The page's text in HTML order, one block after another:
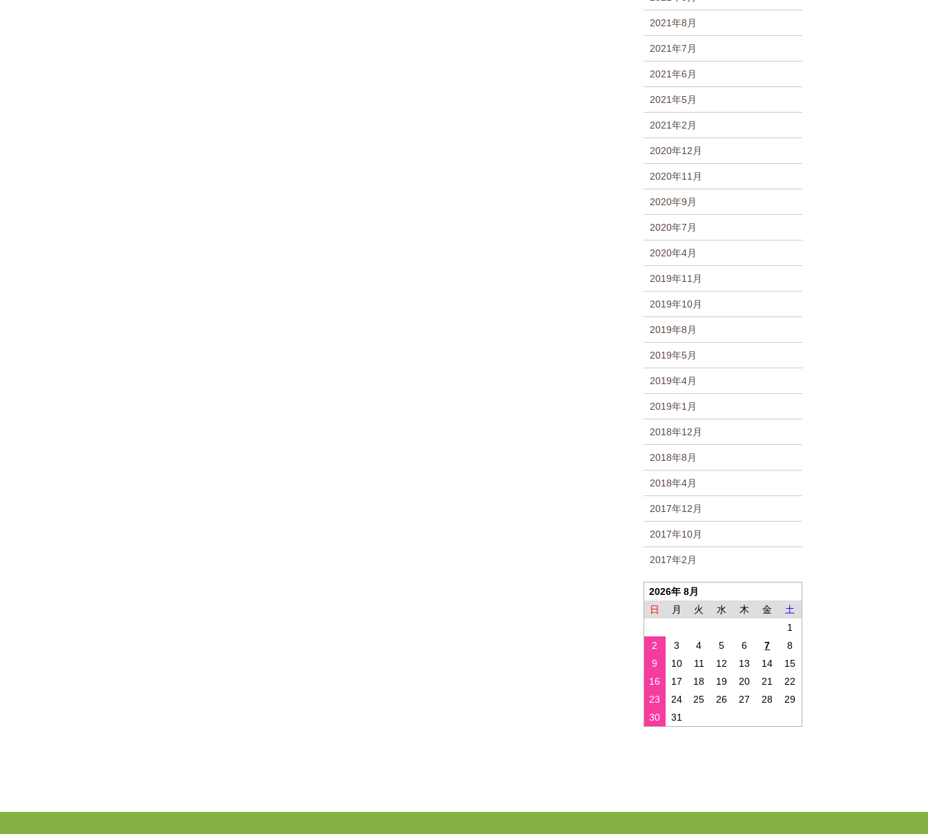
2021年8月
2021年7月
2021年6月
2021年5月
2021年2月
2020年12月
2020年11月
2020年9月
2020年7月
2020年4月
2019年11月
2019年10月
2019年8月
2019年5月
2019年4月
2019年1月
2018年12月
2018年8月
2018年4月
2017年12月
2017年10月
2017年2月
2026年 8月
日
月 火 水 木 金
土
1
2
3 4 5 6 7
8
9
10 11 12 13 14
15
16
17 18 19 20 21
22
23
24 25 26 27 28
29
30
31